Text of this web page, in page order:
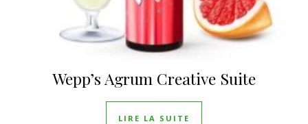
Wepp’s Agrum Creative Suite
LIRE LA SUITE